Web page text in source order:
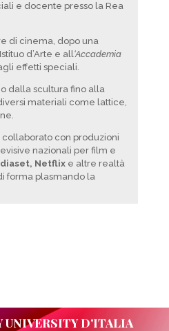
e docente presso la Rea
di cinema, dopo una
d’Arte e all‘Accademia
effetti speciali.
dalla scultura fino alla
materiali come lattice,
con produzioni
nazionali per film e
Netflixe altre realtà
forma plasmando la
UNIVERSITY D'ITALIA